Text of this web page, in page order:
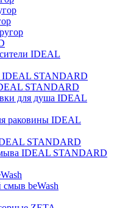
IDEAL
IDEAL STANDARD
STANDARD
для душа IDEAL
раковины IDEAL
STANDARD
IDEAL STANDARD
beWash